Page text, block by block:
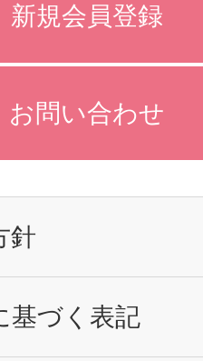
新規会員登録
お問い合わせ
針
基づく表記